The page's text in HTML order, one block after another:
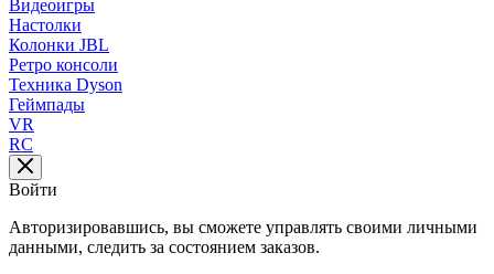
Видеоигры
Настолки
Колонки JBL
Ретро консоли
Техника Dyson
Геймпады
VR
RC
Войти
Авторизировавшись, вы сможете управлять своими личными
данными, следить за состоянием заказов.